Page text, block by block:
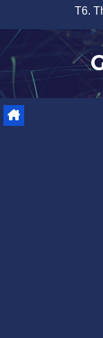
content
T6.